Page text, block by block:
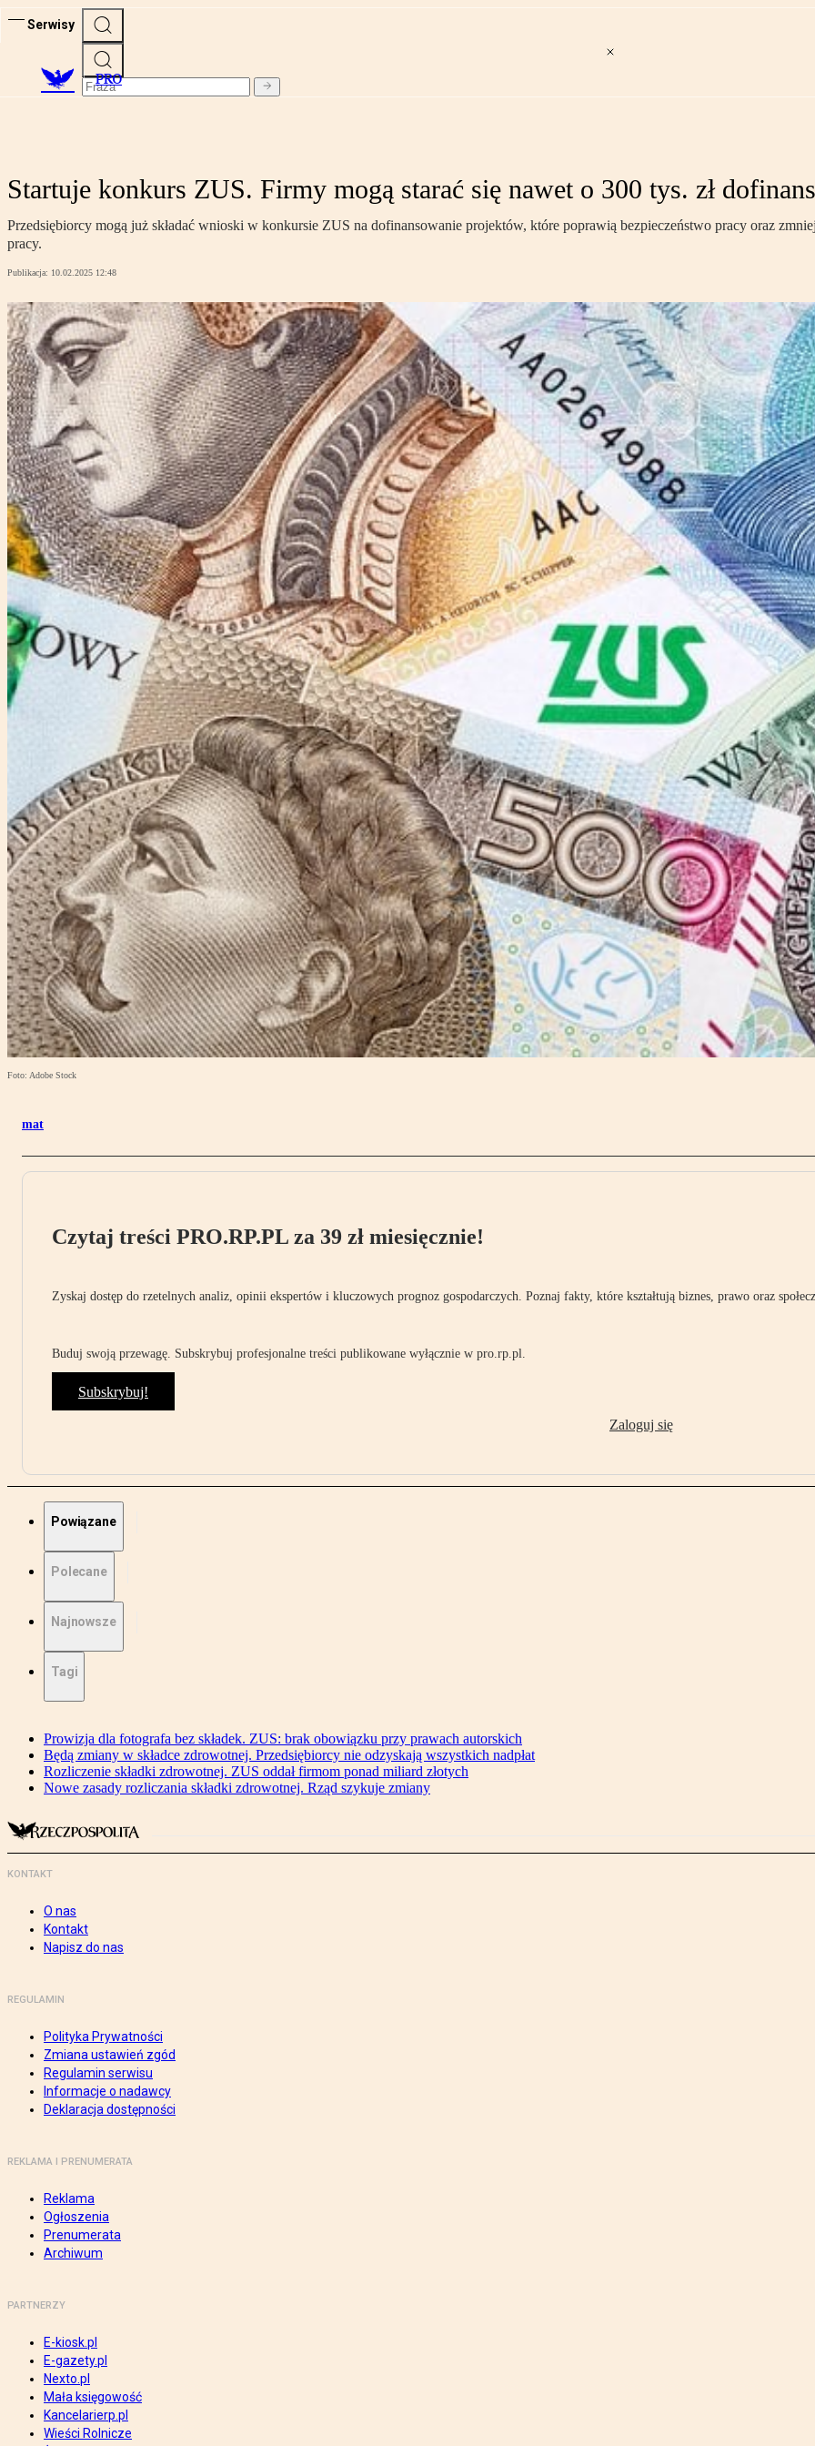
Serwisy
PRO
Startuje konkurs ZUS. Firmy mogą starać się nawet o 300 tys. zł
Przedsiębiorcy mogą już składać wnioski w konkursie ZUS na dofinansowanie projektów, które poprawią bezpieczeństwo pracy oraz
pracy.
Publikacja: 10.02.2025 12:48
Foto: Adobe Stock
mat
Czytaj treści PRO.RP.PL za 39 zł miesięcznie!
Zyskaj dostęp do rzetelnych analiz, opinii ekspertów i kluczowych prognoz gospodarczych. Poznaj fakty, które kształtują biznes, prawo oraz
Buduj swoją przewagę. Subskrybuj profesjonalne treści publikowane wyłącznie w pro.rp.pl.
Subskrybuj!
Zaloguj się
Powiązane
Polecane
Najnowsze
Tagi
Prowizja dla fotografa bez składek. ZUS: brak obowiązku przy prawach autorskich
Będą zmiany w składce zdrowotnej. Przedsiębiorcy nie odzyskają wszystkich nadpłat
Rozliczenie składki zdrowotnej. ZUS oddał firmom ponad miliard złotych
Nowe zasady rozliczania składki zdrowotnej. Rząd szykuje zmiany
KONTAKT
O nas
Kontakt
Napisz do nas
REGULAMIN
Polityka Prywatności
Zmiana ustawień zgód
Regulamin serwisu
Informacje o nadawcy
Deklaracja dostępności
REKLAMA I PRENUMERATA
Reklama
Ogłoszenia
Prenumerata
Archiwum
PARTNERZY
E-kiosk.pl
E-gazety.pl
Nexto.pl
Mała księgowość
Kancelarierp.pl
Wieści Rolnicze